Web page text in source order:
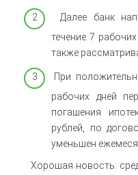
Далее банк
течение 7
также
При
рабочих дней
погашения
рублей, по
уменьшен
Хорошая новость: